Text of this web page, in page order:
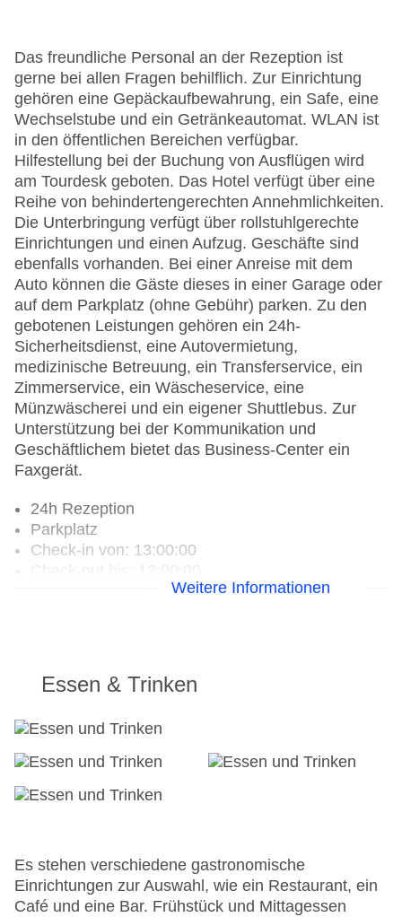
Das freundliche Personal an der Rezeption ist
gerne bei allen Fragen behilflich. Zur Einrichtung
gehören eine Gepäckaufbewahrung, ein Safe, eine
Wechselstube und ein Getränkeautomat. WLAN ist
in den öffentlichen Bereichen verfügbar.
Hilfestellung bei der Buchung von Ausflügen wird
am Tourdesk geboten. Das Hotel verfügt über eine
Reihe von behindertengerechten Annehmlichkeiten.
Die Unterbringung verfügt über rollstuhlgerechte
Einrichtungen und einen Aufzug. Geschäfte sind
ebenfalls vorhanden. Bei einer Anreise mit dem
Auto können die Gäste dieses in einer Garage oder
auf dem Parkplatz (ohne Gebühr) parken. Zu den
gebotenen Leistungen gehören ein 24h-
Sicherheitsdienst, eine Autovermietung,
medizinische Betreuung, ein Transferservice, ein
Zimmerservice, ein Wäscheservice, eine
Münzwäscherei und ein eigener Shuttlebus. Zur
Unterstützung bei der Kommunikation und
Geschäftlichem bietet das Business-Center ein
Faxgerät.
24h Rezeption
Parkplatz
Check-in von: 13:00:00
WLAN/WiFi im Hotel
Letzte umfassende Renovierung: 2013
Anzahl der Konferenzräume: 1
Anzahl der Aufzüge: 1
Sonnenterrasse
Zahlungsarten: American Express, Diners Club,
Mastercard, Visa
Landeskategorie: 3 Sterne
Weitere Informationen
Essen & Trinken
Es stehen verschiedene gastronomische
Einrichtungen zur Auswahl, wie ein Restaurant, ein
Café und eine Bar. Frühstück und Mittagessen